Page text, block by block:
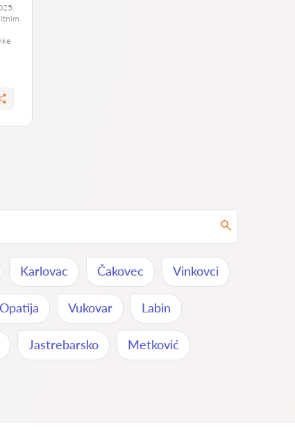
Karlovac Čakovec Vinkovci
Opatija Vukovar Labin
Jastrebarsko Metković